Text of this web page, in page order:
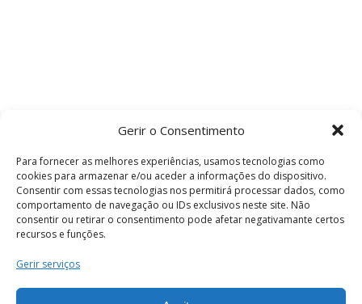
Gerir o Consentimento
Para fornecer as melhores experiências, usamos tecnologias como
cookies para armazenar e/ou aceder a informações do dispositivo.
Consentir com essas tecnologias nos permitirá processar dados, como
comportamento de navegação ou IDs exclusivos neste site. Não
consentir ou retirar o consentimento pode afetar negativamante certos
recursos e funções.
Gerir serviços
Termos e Condições